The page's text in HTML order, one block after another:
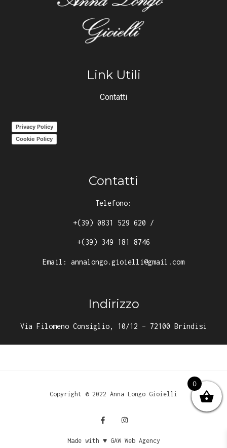
Link Utili
Contatti
Privacy Policy
Cookie Policy
Contatti
Telefono:
+(39) 0831 529 620 /
+(39) 349 181 8746
Email: annalongo.gioielli@gmail.com
Indirizzo
Via Filomeno Consiglio, 10/12 – 72100 Brindisi
Copyright © 2022 Anna Longo Gioielli
Made with ♥ GAW Web Agency
0